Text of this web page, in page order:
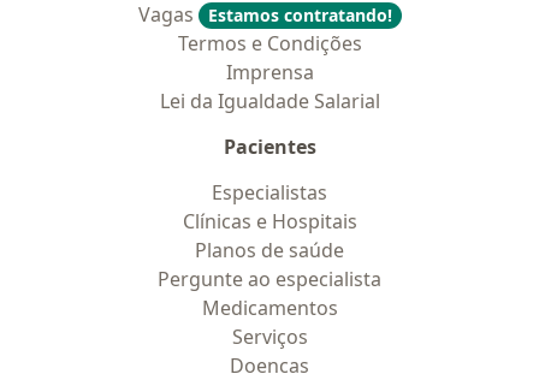
Vagas
Estamos contratando!
Termos e Condições
Imprensa
Lei da Igualdade Salarial
Pacientes
Especialistas
Clínicas e Hospitais
Planos de saúde
Pergunte ao especialista
Medicamentos
Serviços
Doencas